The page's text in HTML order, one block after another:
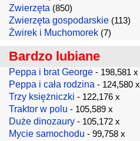
Zwierzęta (850)
Zwierzęta gospodarskie (113)
Żwirek i Muchomorek (7)
Bardzo lubiane
Peppa i brat George - 198,581 x
Peppa i cała rodzina - 124,580 x
Trzy księżniczki - 122,176 x
Traktor w polu - 105,589 x
Duże dinozaury - 105,172 x
Mycie samochodu - 99,758 x